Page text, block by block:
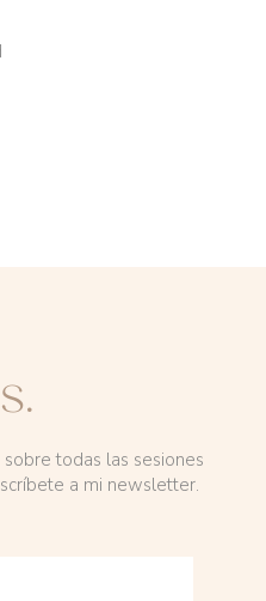
todas las sesiones
a mi newsletter.